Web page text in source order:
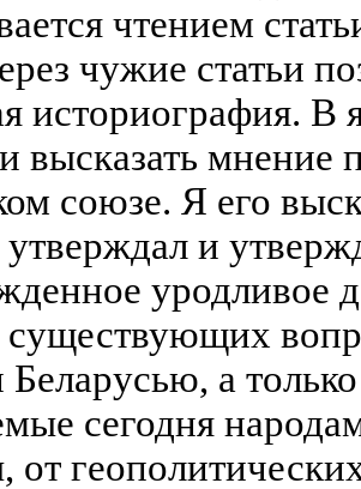
чтением
чужие статьи
историография. В
высказать мнение
союзе. Я его
утверждал и
уродливое
существующих
Беларусью, а
сегодня
от